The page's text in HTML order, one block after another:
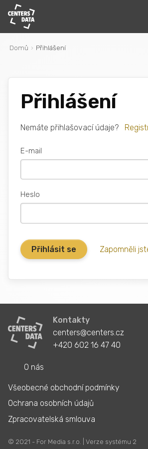
Domů Přihlášení
Přihlášení
Nemáte přihlašovací údaje?
E-mail
Heslo
Zapomněli
Kontakty
centers@centers.cz
+420 602 16 47 40
O nás
Všeobecné obchodní podmínky
Ochrana osobních údajů
Zpracovatelská smlouva
© 2021 - For Media s.r.o. | Verze systému 2